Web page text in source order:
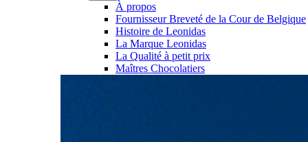
À propos
Fournisseur Breveté de la Cour de Belgique
Histoire de Leonidas
La Marque Leonidas
La Qualité à petit prix
Maîtres Chocolatiers